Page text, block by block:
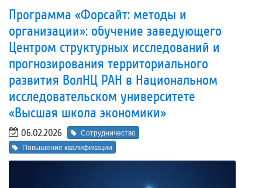
Программа «Форсайт: методы и
организации»: обучение заведующего
Центром структурных исследований и
прогнозирования территориального
развития ВолНЦ РАН в Национальном
исследовательском университете
«Высшая школа экономики»
06.02.2026
Сотрудничество
Повышение квалификации